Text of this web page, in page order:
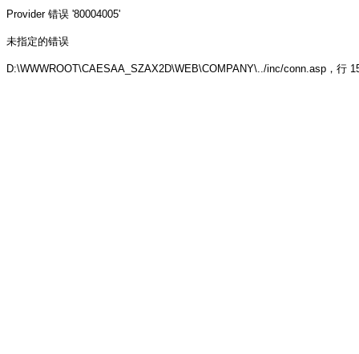
Provider 错误 '80004005'
未指定的错误
D:\WWWROOT\CAESAA_SZAX2D\WEB\COMPANY\../inc/conn.asp ，行